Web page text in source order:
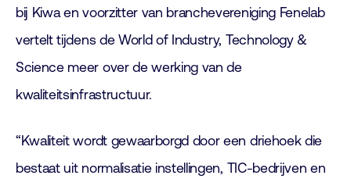
bij Kiwa en voorzitter van branchevereniging Fenelab
vertelt tijdens de World of Industry, Technology &
Science meer over de werking van de
kwaliteitsinfrastructuur.
“Kwaliteit wordt gewaarborgd door een driehoek die
bestaat uit normalisatie instellingen, TIC-bedrijven en